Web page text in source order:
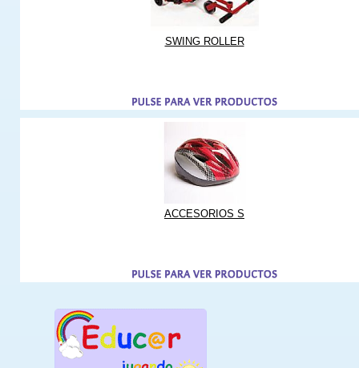
SWING ROLLER
ACCESORIOS S